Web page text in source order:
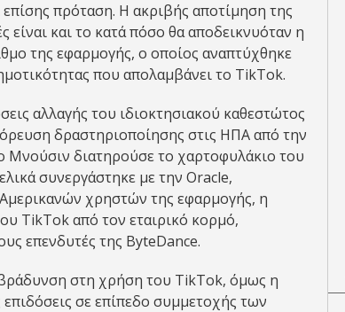
πρόταση. Η ακριβής αποτίμηση της
και το κατά πόσο θα αποδεικνυόταν η
της εφαρμογής, ο οποίος αναπτύχθηκε
που απολαμβάνει το TikTok.
αλλαγής του ιδιοκτησιακού καθεστώτος
δραστηριοποίησης στις ΗΠΑ από την
διατηρούσε το χαρτοφυλάκιο του
συνεργάστηκε με την Oracle,
χρηστών της εφαρμογής, η
TikTok από τον εταιρικό κορμό,
επενδυτές της ByteDance.
στη χρήση του TikTok, όμως η
σε επίπεδο συμμετοχής των